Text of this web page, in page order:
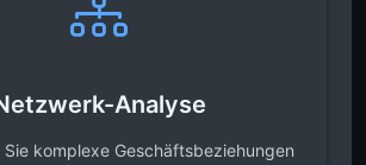
Analyse
Sie komplexe Geschäftsbeziehungen